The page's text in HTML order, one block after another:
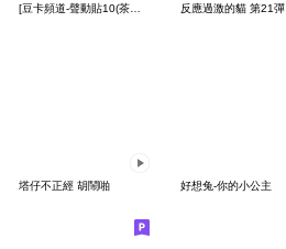
反應過激的貓 第21彈
塔仔不正經 胡鬧啪 好想兔-你的小公主